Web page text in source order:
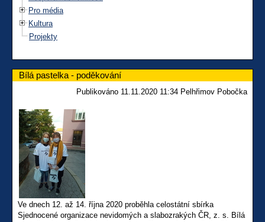
Pro média
Kultura
Projekty
Bílá pastelka - poděkování
Publikováno 11.11.2020 11:34 Pelhřimov Pobočka
Ve dnech 12. až 14. října 2020 proběhla celostátní sbírka
Sjednocené organizace nevidomých a slabozrakých ČR, z. s. Bílá